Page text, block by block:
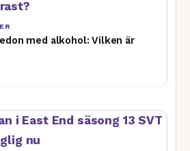
med alkohol: Vilken är